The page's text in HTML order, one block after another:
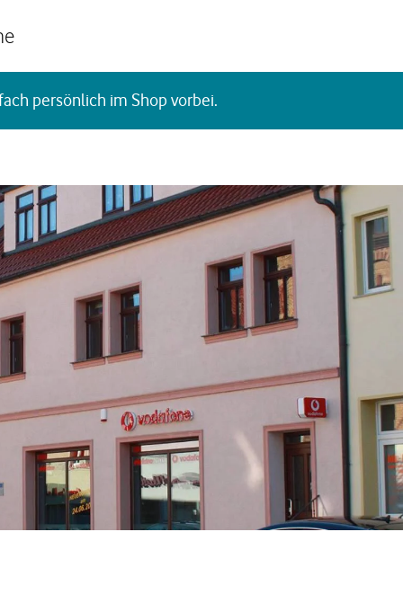
persönlich im Shop vorbei.